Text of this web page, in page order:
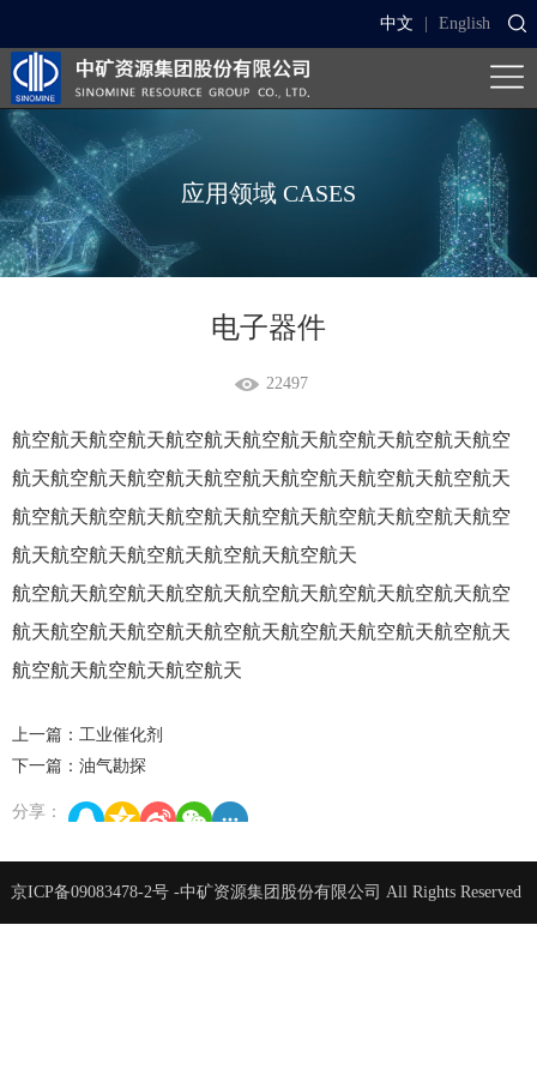
中文 English
应用领域 CASES
电子器件
22497
航空航天航空航天航空航天航空航天航空航天航空航天航空
航天航空航天航空航天航空航天航空航天航空航天航空航天
航空航天航空航天航空航天航空航天航空航天航空航天航空
航天航空航天航空航天航空航天航空航天
航空航天航空航天航空航天航空航天航空航天航空航天航空
航天航空航天航空航天航空航天航空航天航空航天航空航天
航空航天航空航天航空航天
上一篇：工业催化剂
下一篇：油气勘探
分享：
京ICP备09083478-2号-中矿资源集团股份有限公司 All Rights Reserved